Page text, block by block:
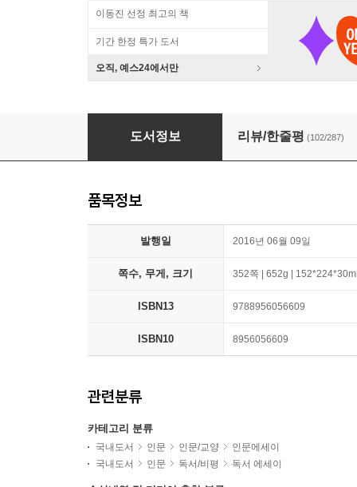
이동진 선정 최고의 책
기간 한정 특가 도서
오직, 예스24에서만
다시, 책은 도끼다
도서정보 리뷰/한줄평 (102/287)
품목정보
발행일 2016년 06월 09일
쪽수, 무게, 크기 352쪽 | 652g |
ISBN13 9788956056609
ISBN10 8956056609
관련분류
카테고리 분류
국내도서 인문 인문/교양
인문에세이
국내도서
인문 독서/비평 독서 에세이